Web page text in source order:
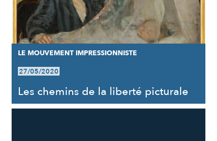
LE MOUVEMENT IMPRESSIONNISTE
27/05/2020
Les chemins de la liberté picturale